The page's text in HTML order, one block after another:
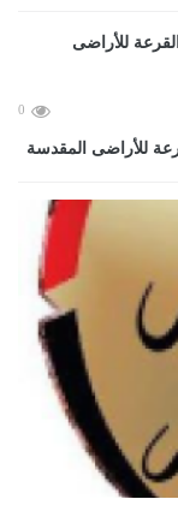
0
للأراضى المقدسة